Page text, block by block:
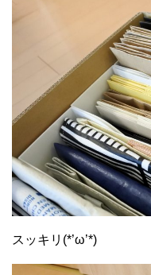
スッキリ(*’ω’*)